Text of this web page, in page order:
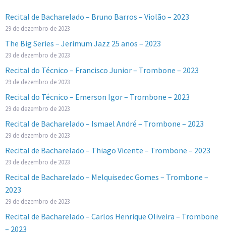
Recital de Bacharelado – Bruno Barros – Violão – 2023
29 de dezembro de 2023
The Big Series – Jerimum Jazz 25 anos – 2023
29 de dezembro de 2023
Recital do Técnico – Francisco Junior – Trombone – 2023
29 de dezembro de 2023
Recital do Técnico – Emerson Igor – Trombone – 2023
29 de dezembro de 2023
Recital de Bacharelado – Ismael André – Trombone – 2023
29 de dezembro de 2023
Recital de Bacharelado – Thiago Vicente – Trombone – 2023
29 de dezembro de 2023
Recital de Bacharelado – Melquisedec Gomes – Trombone –
2023
29 de dezembro de 2023
Recital de Bacharelado – Carlos Henrique Oliveira – Trombone
– 2023